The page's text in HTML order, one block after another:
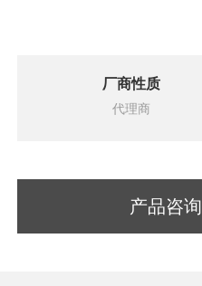
厂商性质
代理商
产品咨询